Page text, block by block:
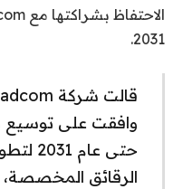
2031.
حتى
الرقائق المخصصة،